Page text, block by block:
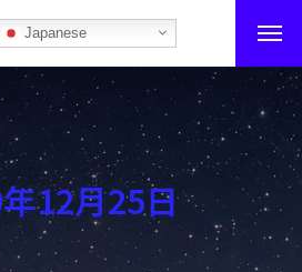
Japanese
！ 12月25日